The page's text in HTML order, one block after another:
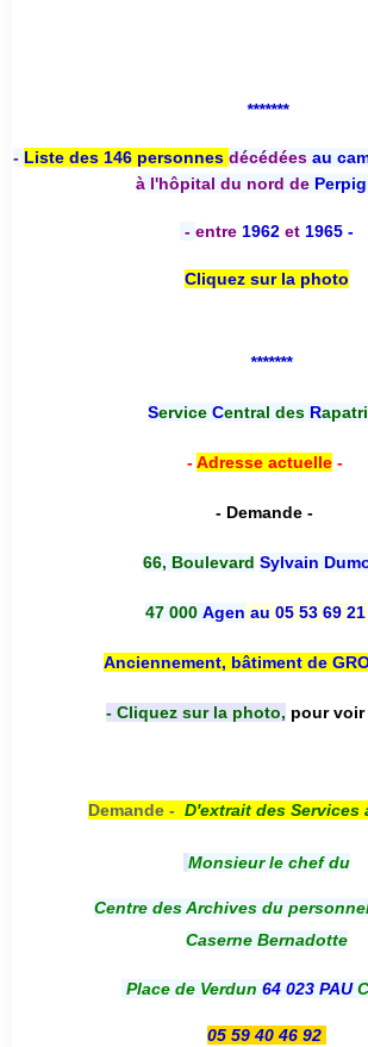
*******
- Liste des 146 personnes décédées au
à l'hôpital du nord de
- entre 1962 et 1965 -
Cliquez sur la photo
*******
Service Central desR
-Adresse actuelle-
- Demande -
66, Boulevard Sylvain
47 000 Agen au 05 53 69
Anciennement, bâtiment de
- Cliquez sur la photo, pour voir
Demande - D'extrait des Services
Monsieur le chef du
Centre des Archives du
Caserne Bernadotte
Place de Verdun 64 023 PAU
05 59 40 46 92